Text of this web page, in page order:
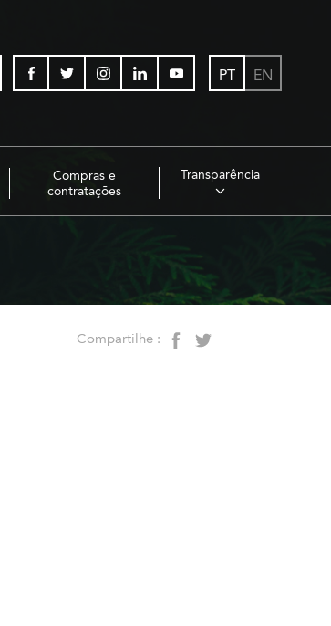
PT EN
Compras e
contratações
Transparência
Compartilhe :